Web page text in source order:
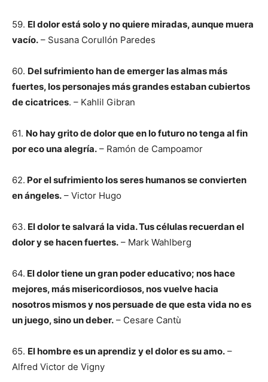
59. El dolor está solo y no quiere miradas, aunque muera
vacío. – Susana Corullón Paredes
60. Del sufrimiento han de emerger las almas más
fuertes, los personajes más grandes estaban cubiertos
de cicatrices. – Kahlil Gibran
61. No hay grito de dolor que en lo futuro no tenga al fin
por eco una alegría. – Ramón de Campoamor
62. Por el sufrimiento los seres humanos se convierten
en ángeles. – Victor Hugo
63. El dolor te salvará la vida. Tus células recuerdan el
dolor y se hacen fuertes. – Mark Wahlberg
64. El dolor tiene un gran poder educativo; nos hace
mejores, más misericordiosos, nos vuelve hacia
nosotros mismos y nos persuade de que esta vida no es
un juego, sino un deber. – Cesare Cantù
65. El hombre es un aprendiz y el dolor es su amo. –
Alfred Victor de Vigny